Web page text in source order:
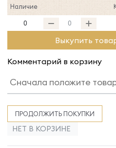
Наличие
0
Выкупить
Комментарий в корзину
ПРОДОЛЖИТЬ ПОКУПКИ
НЕТ В КОРЗИНЕ